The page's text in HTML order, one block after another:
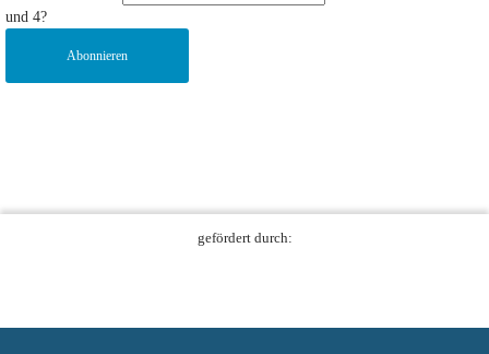
und 4?
Abonnieren
gefördert durch: